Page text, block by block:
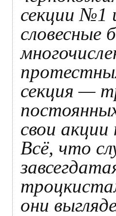
секции №1
секция —
свои акции
Всё, что
они